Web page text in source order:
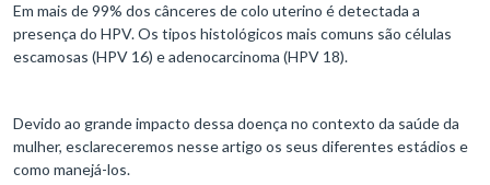
Em mais de 99% dos cânceres de colo uterino é detectada a
presença do HPV. Os tipos histológicos mais comuns são células
escamosas (HPV 16) e adenocarcinoma (HPV 18).
Devido ao grande impacto dessa doença no contexto da saúde da
mulher, esclareceremos nesse artigo os seus diferentes estádios e
como manejá-los.